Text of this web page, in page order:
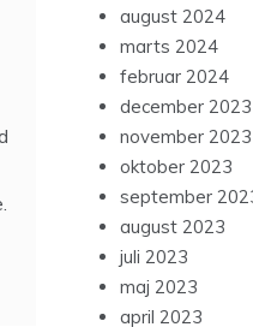
august 2023
juli 2023
maj 2023
april 2023
marts 2023
februar 2023
november 2022
oktober 2022
juli 2022
juni 2022
april 2022